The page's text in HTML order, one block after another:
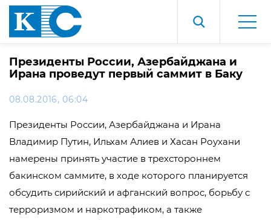
Президенты России, Азербайджана и
Ирана проведут первый саммит в Баку
08.08.2016, 06:04
Президенты России, Азербайджана и Ирана
Владимир Путин, Ильхам Алиев и Хасан Роухани
намерены принять участие в трехстороннем
бакинском саммите, в ходе которого планируется
обсудить сирийский и афганский вопрос, борьбу с
терроризмом и наркотрафиком, а также